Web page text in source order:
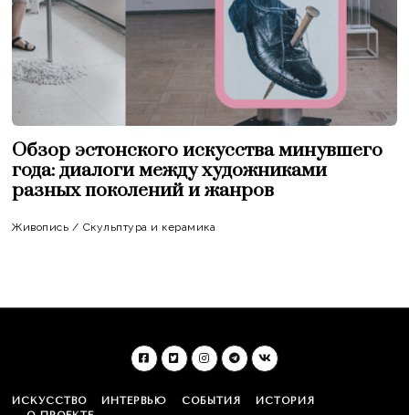
Обзор эстонского искусства минувшего
года: диалоги между художниками
разных поколений и жанров
Живопись / Скульптура и керамика
ИСКУССТВО ИНТЕРВЬЮ СОБЫТИЯ
ИСТОРИЯ